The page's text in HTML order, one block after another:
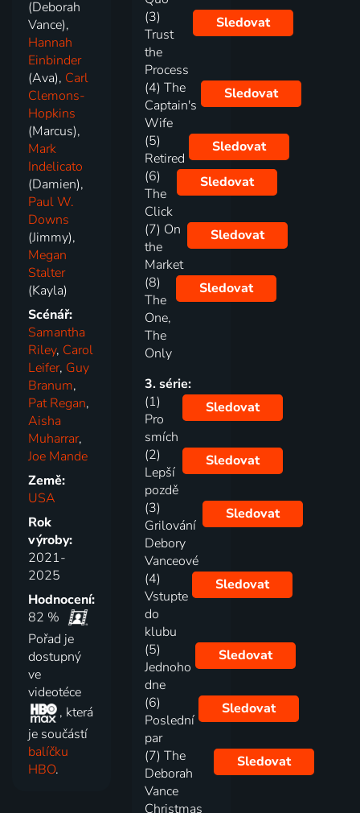
(Deborah
Vance),
Hannah
Einbinder
(Ava), Carl
Clemons-
Hopkins
(Marcus),
Mark
Indelicato
(Damien),
Paul W.
Downs
(Jimmy),
Megan
Stalter
(Kayla)
Scénář:
Samantha
Riley, Carol
Leifer, Guy
Branum,
Pat Regan,
Aisha
Muharrar,
Joe Mande
Země:
USA
Rok
výroby:
2021-
2025
Hodnocení:
82 %
Pořad je
dostupný
ve
videotéce
, která
je součástí
balíčku
HBO.
(3)
Trust
the
Process
Sledovat
(4) The
Captain's
Wife
Sledovat
(5)
Retired
Sledovat
(6)
The
Click
Sledovat
(7) On
the
Market
Sledovat
(8)
The
One,
The
Only
Sledovat
3. série:
(1)
Pro
smích
Sledovat
(2)
Lepší
pozdě
Sledovat
(3)
Grilování
Debory
Vanceové
Sledovat
(4)
Vstupte
do
klubu
Sledovat
(5)
Jednoho
dne
Sledovat
(6)
Poslední
par
Sledovat
(7) The
Deborah
Vance
Christmas
Sledovat